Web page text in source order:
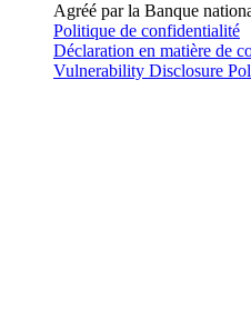
Agréé par la Banque
Politique de confidentialité
Déclaration en matière de
Vulnerability Disclosure